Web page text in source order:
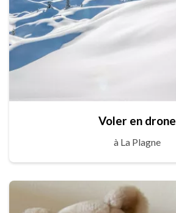
Voler en drone
à La Plagne